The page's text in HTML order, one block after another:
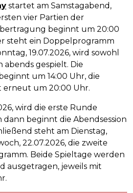
startet am Samstagabend,
vier Partien der
beginnt um 20:00
steht ein Doppelprogramm
19.07.2026, wird sowohl
abends gespielt. Die
um 14:00 Uhr, die
erneut um 20:00 Uhr.
wird die erste Runde
dann beginnt die Abendsession
steht am Dienstag,
22.07.2026, die zweite
Beide Spieltage werden
ausgetragen, jeweils mit